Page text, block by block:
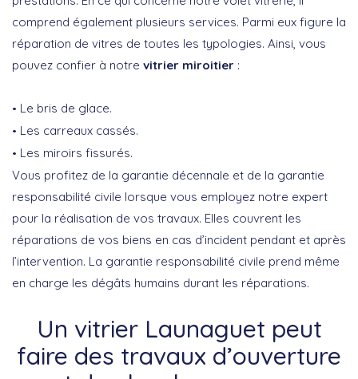
comprend également plusieurs services. Parmi eux figure la
réparation de vitres de toutes les typologies. Ainsi, vous
pouvez confier à notre vitrier miroitier :
Le bris de glace.
Les carreaux cassés.
Les miroirs fissurés.
Vous profitez de la garantie décennale et de la garantie
responsabilité civile lorsque vous employez notre expert
pour la réalisation de vos travaux. Elles couvrent les
réparations de vos biens en cas d’incident pendant et après
l’intervention. La garantie responsabilité civile prend même
en charge les dégâts humains durant les réparations.
Un vitrier Launaguet peut
faire des travaux d’ouverture